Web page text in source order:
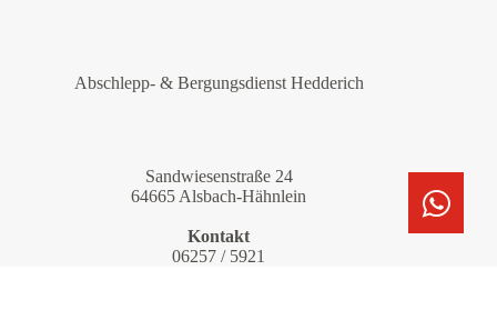
Abschlepp- & Bergungsdienst Hedderich
Sandwiesenstraße 24
64665 Alsbach-Hähnlein
Kontakt
06257 / 5921